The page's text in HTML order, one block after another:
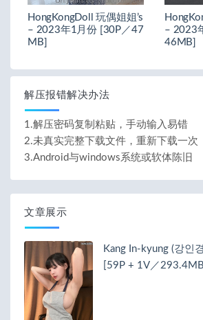
HongKongDoll 玩偶姐姐’s
– 2023年1月份 [30P／47
MB]
– 2023
46MB]
解压报错解决办法
1.解压密码复制粘贴，手动输入易错
2.未真实完整下载文件，重新下载一次
3.Android与windows系统或软体陈旧
文章展示
Kang In-kyung (강인
[59P + 1V／293.4MB]